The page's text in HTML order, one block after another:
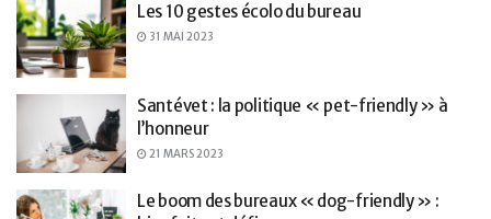
Les 10 gestes écolo du bureau
31 MAI 2023
Santévet : la politique « pet-friendly » à
l’honneur
21 MARS 2023
Le boom des bureaux « dog-friendly » :